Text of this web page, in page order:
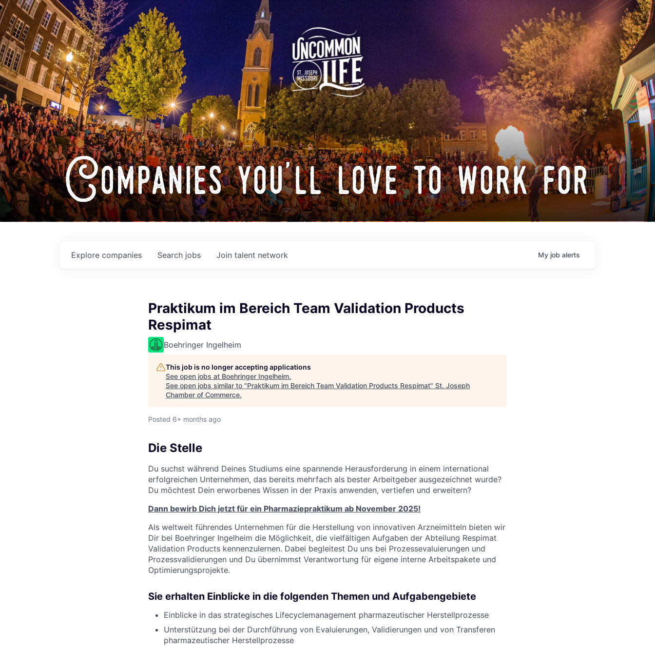
Companies you'll love to work for
Search jobs
Explore companies Join talent network My job alerts
Praktikum im Bereich Team Validation Products
Respimat
Boehringer Ingelheim
This job is no longer accepting applications
See open jobs at Boehringer Ingelheim.
See open jobs similar to "Praktikum im Bereich Team Validation Products Respimat" St. Joseph
Chamber of Commerce.
Posted 6+ months ago
Die Stelle
Du suchst während Deines Studiums eine spannende Herausforderung in einem international
erfolgreichen Unternehmen, das bereits mehrfach als bester Arbeitgeber ausgezeichnet wurde?
Du möchtest Dein erworbenes Wissen in der Praxis anwenden, vertiefen und erweitern?
Dann bewirb Dich jetzt für ein Pharmaziepraktikum ab November 2025!
Als weltweit führendes Unternehmen für die Herstellung von innovativen Arzneimitteln bieten wir
Dir bei Boehringer Ingelheim die Möglichkeit, die vielfältigen Aufgaben der Abteilung Respimat
Validation Products kennenzulernen. Dabei begleitest Du uns bei Prozessevaluierungen und
Prozessvalidierungen und Du übernimmst Verantwortung für eigene interne Arbeitspakete und
Optimierungsprojekte.
Sie erhalten Einblicke in die folgenden Themen und Aufgabengebiete
Einblicke in das strategisches Lifecyclemanagement pharmazeutischer Herstellprozesse
Unterstützung bei der Durchführung von Evaluierungen, Validierungen und von Transferen
pharmazeutischer Herstellprozesse